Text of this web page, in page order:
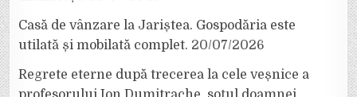
Casă de vânzare la Jariștea. Gospodăria este
utilată și mobilată complet. 20/07/2026
Regrete eterne după trecerea la cele veșnice a